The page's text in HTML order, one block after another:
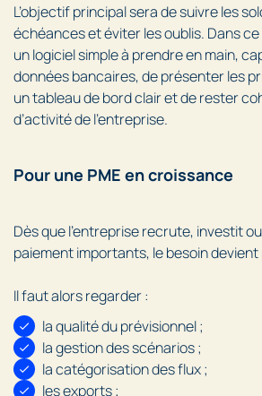
L’objectif principal sera de suivre les
échéances et éviter les oublis. Dans
un logiciel simple à prendre en main,
données bancaires, de présenter les
un tableau de bord clair et de rester
d’activité de l’entreprise.
Pour une PME en croissance
Dès que l’entreprise recrute, investit
paiement importants, le besoin
Il faut alors regarder :
la qualité du prévisionnel ;
la gestion des scénarios ;
la catégorisation des flux ;
les exports ;